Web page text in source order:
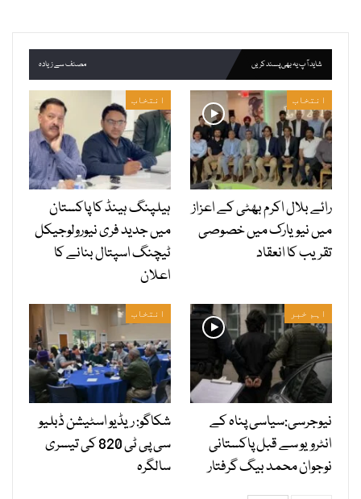
شاید آپ یہ بھی پسند کریں مصنف سے زیادہ
انتخاب
رائے بلال اکرم بھٹی کے اعزاز
میں نیویارک میں خصوصی
تقریب کا انعقاد
انتخاب
ہیلپنگ ہینڈ کا پاکستان
میں جدید فری نیورولوجیکل
ٹیچنگ اسپتال بنانے کا
اعلان
اہم خبر
نیوجرسی:سیاسی پناہ کے
انٹرویو سے قبل پاکستانی
نوجوان محمد بیگ گرفتار
انتخاب
شکاگو: ریڈیو اسٹیشن ڈبلیو
سی پی ٹی 820 کی تیسری
سالگرہ